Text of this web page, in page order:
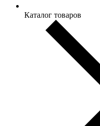
Каталог товаров